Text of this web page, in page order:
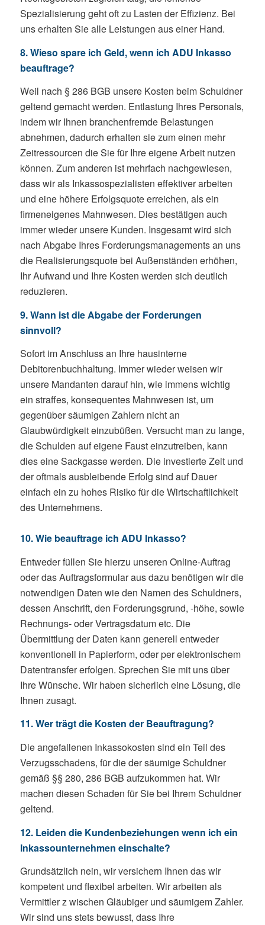
Spezialisierung geht oft zu Lasten der Effizienz. Bei
uns erhalten Sie alle Leistungen aus einer Hand.
8. Wieso spare ich Geld, wenn ich ADU Inkasso
beauftrage?
Weil nach § 286 BGB unsere Kosten beim Schuldner
geltend gemacht werden. Entlastung Ihres Personals,
indem wir Ihnen branchenfremde Belastungen
abnehmen, dadurch erhalten sie zum einen mehr
Zeitressourcen die Sie für Ihre eigene Arbeit nutzen
können. Zum anderen ist mehrfach nachgewiesen,
dass wir als Inkassospezialisten effektiver arbeiten
und eine höhere Erfolgsquote erreichen, als ein
firmeneigenes Mahnwesen. Dies bestätigen auch
immer wieder unsere Kunden. Insgesamt wird sich
nach Abgabe Ihres Forderungsmanagements an uns
die Realisierungsquote bei Außenständen erhöhen,
Ihr Aufwand und Ihre Kosten werden sich deutlich
reduzieren.
9. Wann ist die Abgabe der Forderungen
sinnvoll?
Sofort im Anschluss an Ihre hausinterne
Debitorenbuchhaltung. Immer wieder weisen wir
unsere Mandanten darauf hin, wie immens wichtig
ein straffes, konsequentes Mahnwesen ist, um
gegenüber säumigen Zahlern nicht an
Glaubwürdigkeit einzubüßen. Versucht man zu lange,
die Schulden auf eigene Faust einzutreiben, kann
dies eine Sackgasse werden. Die investierte Zeit und
der oftmals ausbleibende Erfolg sind auf Dauer
einfach ein zu hohes Risiko für die Wirtschaftlichkeit
des Unternehmens.
10. Wie beauftrage ich ADU Inkasso?
Entweder füllen Sie hierzu unseren Online-Auftrag
oder das Auftragsformular aus dazu benötigen wir die
notwendigen Daten wie den Namen des Schuldners,
dessen Anschrift, den Forderungsgrund, -höhe, sowie
Rechnungs- oder Vertragsdatum etc. Die
Übermittlung der Daten kann generell entweder
konventionell in Papierform, oder per elektronischem
Datentransfer erfolgen. Sprechen Sie mit uns über
Ihre Wünsche. Wir haben sicherlich eine Lösung, die
Ihnen zusagt.
11. Wer trägt die Kosten der Beauftragung?
Die angefallenen Inkassokosten sind ein Teil des
Verzugsschadens, für die der säumige Schuldner
gemäß §§ 280, 286 BGB aufzukommen hat. Wir
machen diesen Schaden für Sie bei Ihrem Schuldner
geltend.
12. Leiden die Kundenbeziehungen wenn ich ein
Inkassounternehmen einschalte?
Grundsätzlich nein, wir versichern Ihnen das wir
kompetent und flexibel arbeiten. Wir arbeiten als
Vermittler z wischen Gläubiger und säumigem Zahler.
Wir sind uns stets bewusst, dass Ihre